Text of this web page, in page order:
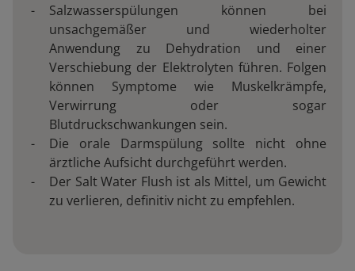
Salzwasserspülungen können bei
unsachgemäßer und wiederholter
Anwendung zu Dehydration und einer
Verschiebung der Elektrolyten führen. Folgen
können Symptome wie Muskelkrämpfe,
Verwirrung oder sogar
Blutdruckschwankungen sein.
Die orale Darmspülung sollte nicht ohne
ärztliche Aufsicht durchgeführt werden.
Der Salt Water Flush ist als Mittel, um Gewicht
zu verlieren, definitiv nicht zu empfehlen.